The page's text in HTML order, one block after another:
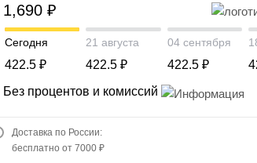
1,690 ₽
Сегодня
422.5 ₽
21 августа
422.5 ₽
04 сентября
422.5 ₽
Без процентов и комиссий
Доставка по России:
бесплатно от 7000 ₽